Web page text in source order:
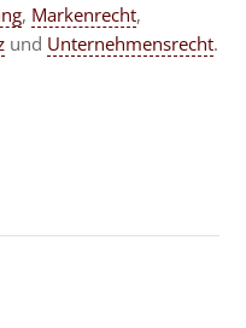
, Markenrecht,
und Unternehmensrecht.